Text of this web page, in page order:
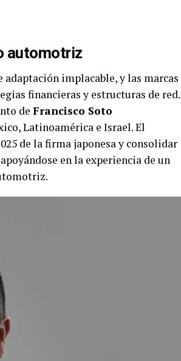
automotriz
implacable, y las marcas
financieras y estructuras de red.
de Francisco Soto
Latinoamérica e Israel. El
de la firma japonesa y consolidar
en la experiencia de un